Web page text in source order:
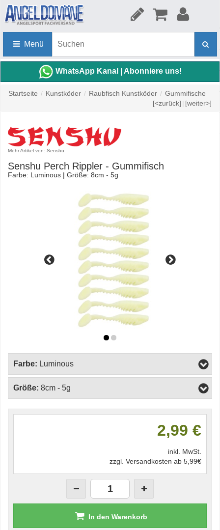
Menü
WhatsApp Kanal | Abonniere uns!
Startseite / Kunstköder / Raubfisch Kunstköder / Gummifische
[<zurück] | [weiter>]
Mehr Artikel von: Senshu
Senshu Perch Rippler - Gummifisch
Farbe: Luminous | Größe: 8cm - 5g
Farbe: Luminous
Größe: 8cm - 5g
2,99 €
inkl. MwSt.
zzgl. Versandkosten ab 5,99€
In den Warenkorb